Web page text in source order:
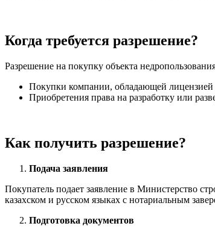
Когда требуется разрешение?
Разрешение на покупку объекта
Покупки компании, обладающей лицензией
Приобретения права на разработку или
Как получить разрешение?
Подача заявления
Покупатель подает заявление в Министерство
казахском и русском языках с нотариальным
Подготовка документов